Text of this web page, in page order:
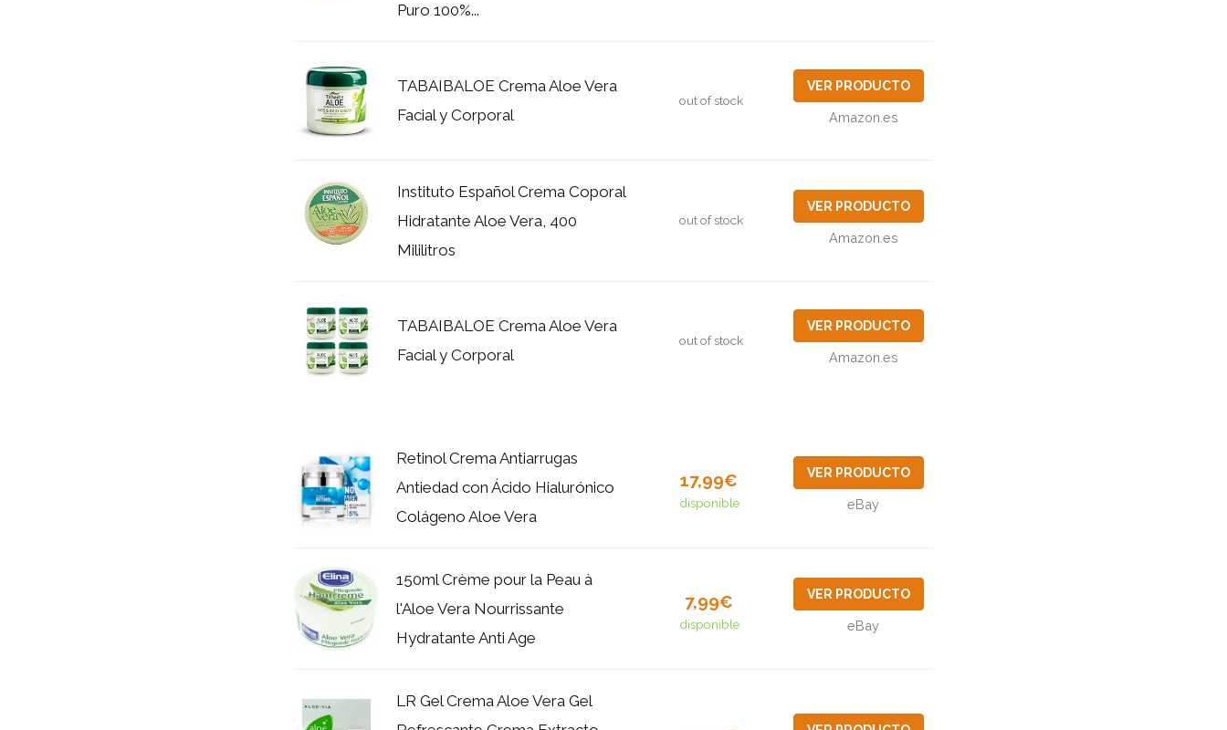
Puro 100%...
TABAIBALOE Crema Aloe Vera
Facial y Corporal
out of stock
VER PRODUCTO
Amazon.es
Instituto Español Crema Coporal
Hidratante Aloe Vera, 400
Mililitros
out of stock
VER PRODUCTO
Amazon.es
TABAIBALOE Crema Aloe Vera
Facial y Corporal
out of stock
VER PRODUCTO
Amazon.es
Retinol Crema Antiarrugas
Antiedad con Ácido Hialurónico
Colágeno Aloe Vera
17,99€
disponible
VER PRODUCTO
eBay
150ml Crème pour la Peau à
l'Aloe Vera Nourrissante
Hydratante Anti Age
7,99€
disponible
VER PRODUCTO
eBay
LR Gel Crema Aloe Vera Gel